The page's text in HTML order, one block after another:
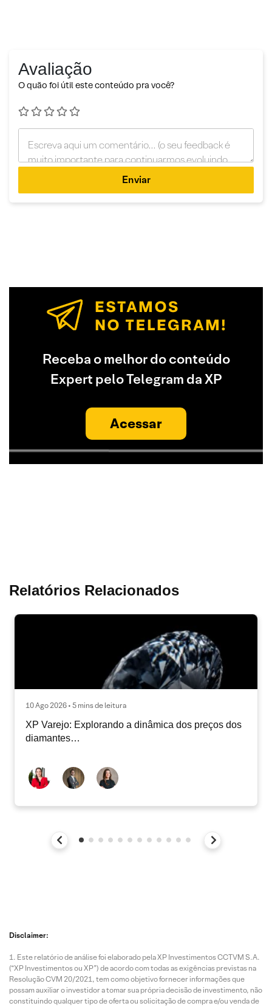
Avaliação
O quão foi útil este conteúdo pra você?
Enviar
Receba o melhor do conteúdo
Expert pelo Telegram da XP
Acessar
Relatórios Relacionados
10 Ago 2026 • 5 mins de leitura
XP Varejo: Explorando a dinâmica dos preços dos
diamantes…
Disclaimer:
Este relatório de análise foi elaborado pela XP Investimentos CCTVM S.A.
(“XP Investimentos ou XP”) de acordo com todas as exigências previstas na
Resolução CVM 20/2021, tem como objetivo fornecer informações que
possam auxiliar o investidor a tomar sua própria decisão de investimento, não
constituindo qualquer tipo de oferta ou solicitação de compra e/ou venda de